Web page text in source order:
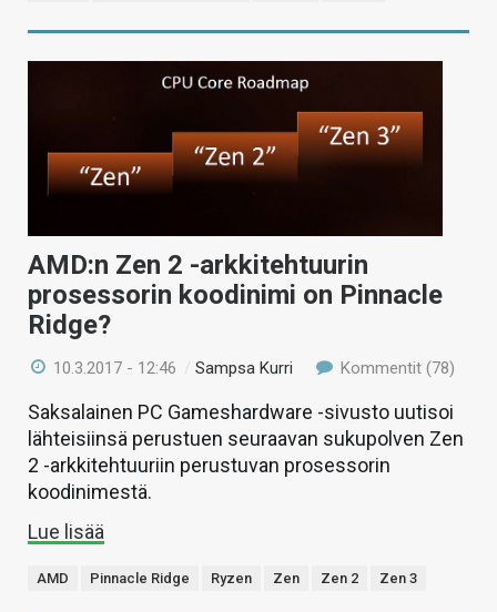
AMD:n Zen 2 -arkkitehtuurin
prosessorin koodinimi on Pinnacle
Ridge?
10.3.2017 - 12:46 /Sampsa Kurri Kommentit (78)
Saksalainen PC Gameshardware -sivusto uutisoi
lähteisiinsä perustuen seuraavan sukupolven Zen
2 -arkkitehtuuriin perustuvan prosessorin
koodinimestä.
Lue lisää
AMD Pinnacle Ridge Ryzen Zen Zen 2 Zen 3